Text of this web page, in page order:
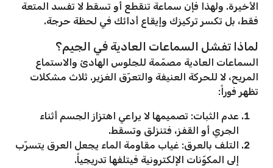
الأخيرة. ولهذا فإن سماعة تنقطع أو تسقط لا تفسد المتعة
فقط، بل تكسر تركيزك وإيقاع أدائك في لحظة حرجة.
لماذا تفشل السماعات العادية في الجيم؟
السماعات العادية مصمّمة للجلوس الهادئ والاستماع
المريح، لا للحركة العنيفة والتعرّق الغزير. ثلاث مشكلات
تظهر فوراً:
عدم الثبات: تصميمها لا يراعي اهتزاز الجسم أثناء
الجري أو القفز، فتنزلق وتسقط.
التلف بالعرق: غياب مقاومة الماء يجعل العرق يتسرّب
إلى المكوّنات الإلكترونية فيتلفها تدريجياً.